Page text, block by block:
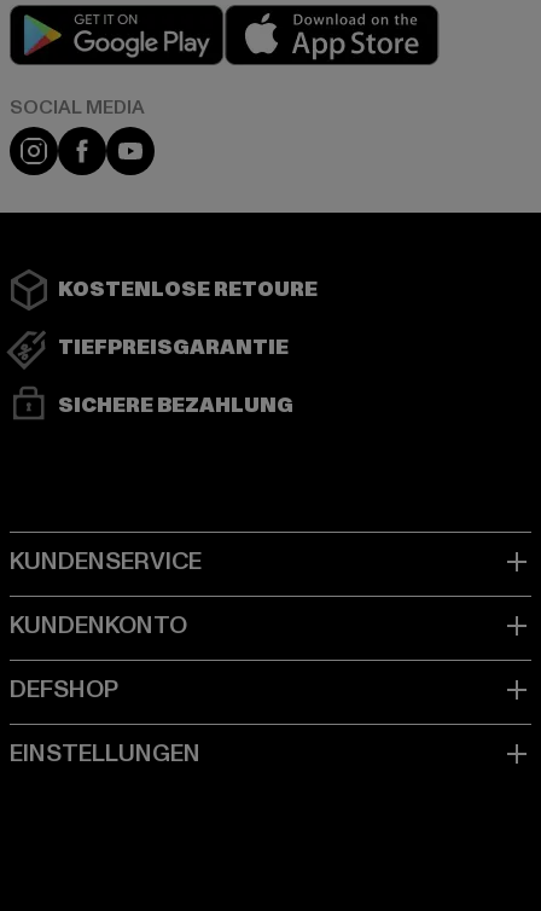
Play market
Instagram
FacebookYouTube
KOSTENLOSE RETOURE
TIEFPREISGARANTIE
SICHERE BEZAHLUNG